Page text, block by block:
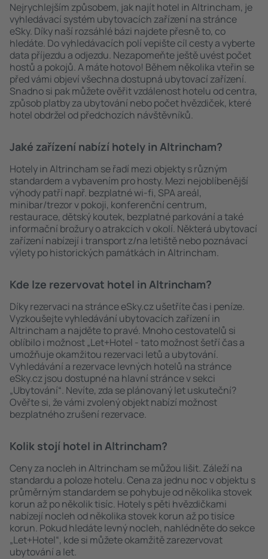
Nejrychlejším způsobem, jak najít hotel in Altrincham, je
vyhledávací systém ubytovacích zařízení na stránce
eSky. Díky naší rozsáhlé bázi najdete přesně to, co
hledáte. Do vyhledávacích polí vepište cíl cesty a vyberte
data příjezdu a odjezdu. Nezapomeňte ještě uvést počet
hostů a pokojů. A máte hotovo! Během několika vteřin se
před vámi objeví všechna dostupná ubytovací zařízení.
Snadno si pak můžete ověřit vzdálenost hotelu od centra,
způsob platby za ubytování nebo počet hvězdiček, které
hotel obdržel od předchozích návštěvníků.
Jaké zařízení nabízí hotely in Altrincham?
Hotely in Altrincham se řadí mezi objekty s různým
standardem a vybavením pro hosty. Mezi nejoblíbenější
výhody patří např. bezplatné wi-fi, SPA areál,
minibar/trezor v pokoji, konferenční centrum,
restaurace, dětský koutek, bezplatné parkování a také
informační brožury o atrakcích v okolí. Některá ubytovací
zařízení nabízejí i transport z/na letiště nebo poznávací
výlety po historických památkách in Altrincham.
Kde lze rezervovat hotel in Altrincham?
Díky rezervaci na stránce eSky.cz ušetříte čas i peníze.
Vyzkoušejte vyhledávání ubytovacích zařízení in
Altrincham a najděte to pravé. Mnoho cestovatelů si
oblíbilo i možnost „Let+Hotel - tato možnost šetří čas a
umožňuje okamžitou rezervaci letů a ubytování.
Vyhledávání a rezervace levných hotelů na stránce
eSky.cz jsou dostupné na hlavní stránce v sekci
„Ubytování“. Nevíte, zda se plánovaný let uskuteční?
Ověřte si, že vámi zvolený objekt nabízí možnost
bezplatného zrušení rezervace.
Kolik stojí hotel in Altrincham?
Ceny za nocleh in Altrincham se můžou lišit. Záleží na
standardu a poloze hotelu. Cena za jednu noc v objektu s
průměrným standardem se pohybuje od několika stovek
korun až po několik tisíc. Hotely s pěti hvězdičkami
nabízejí nocleh od několika stovek korun až po tisíce
korun. Pokud hledáte levný nocleh, nahlédněte do sekce
„Let+Hotel“, kde si můžete okamžitě zarezervovat
ubytování a let.